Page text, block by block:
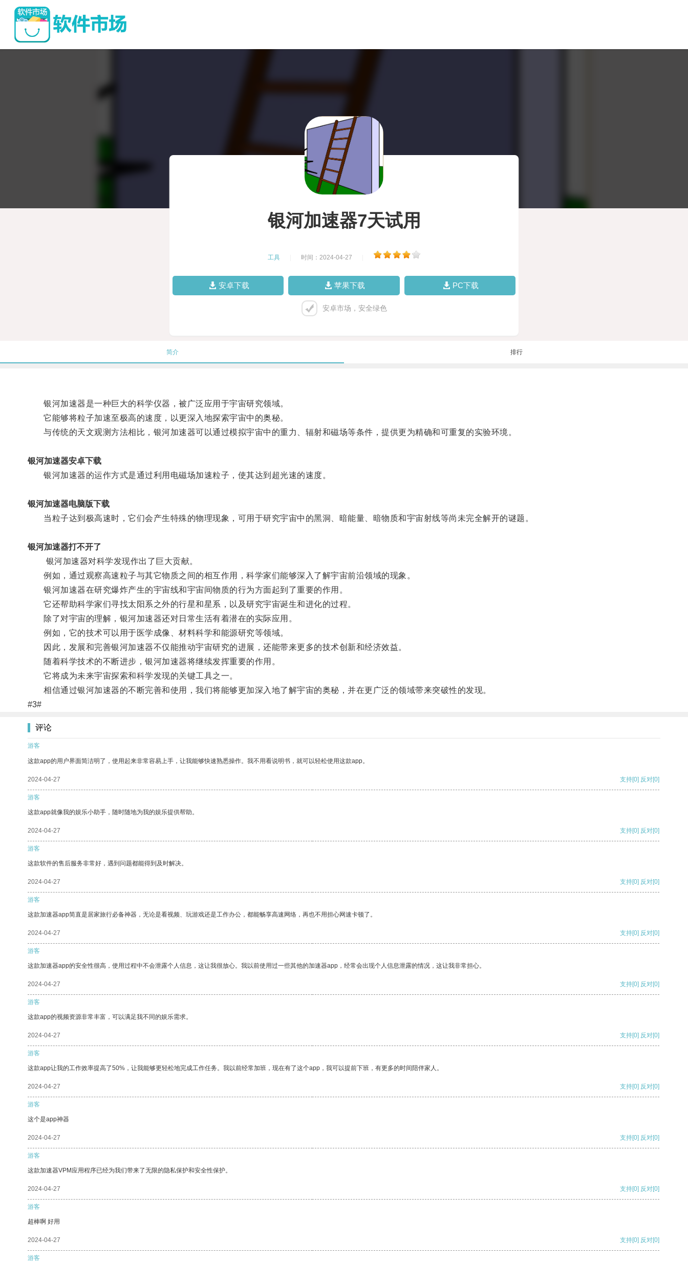
银河加速器7天试用
工具 时间：2024-04-27
安卓下载 苹果下载 PC下载
安卓市场，安全绿色
简介 排行
银河加速器是一种巨大的科学仪器，被广泛应用于宇宙研究领域。
它能够将粒子加速至极高的速度，以更深入地探索宇宙中的奥秘。
与传统的天文观测方法相比，银河加速器可以通过模拟宇宙中的重力、辐射和磁场等条件，提供更为精确和可重复的实验环境。
银河加速器安卓下载
银河加速器的运作方式是通过利用电磁场加速粒子，使其达到超光速的速度。
银河加速器电脑版下载
当粒子达到极高速时，它们会产生特殊的物理现象，可用于研究宇宙中的黑洞、暗能量、暗物质和宇宙射线等尚未完全解开的谜题。
银河加速器打不开了
银河加速器对科学发现作出了巨大贡献。
例如，通过观察高速粒子与其它物质之间的相互作用，科学家们能够深入了解宇宙前沿领域的现象。
银河加速器在研究爆炸产生的宇宙线和宇宙间物质的行为方面起到了重要的作用。
它还帮助科学家们寻找太阳系之外的行星和星系，以及研究宇宙诞生和进化的过程。
除了对宇宙的理解，银河加速器还对日常生活有着潜在的实际应用。
例如，它的技术可以用于医学成像、材料科学和能源研究等领域。
因此，发展和完善银河加速器不仅能推动宇宙研究的进展，还能带来更多的技术创新和经济效益。
随着科学技术的不断进步，银河加速器将继续发挥重要的作用。
它将成为未来宇宙探索和科学发现的关键工具之一。
相信通过银河加速器的不断完善和使用，我们将能够更加深入地了解宇宙的奥秘，并在更广泛的领域带来突破性的发现。
#3#
评论
游客
这款app的用户界面简洁明了，使用起来非常容易上手，让我能够快速熟悉操作。我不用看说明书，就可以轻松使用这款app。
2024-04-27 支持[0] 反对[0]
游客
这款app就像我的娱乐小助手，随时随地为我的娱乐提供帮助。
2024-04-27 支持[0] 反对[0]
游客
这款软件的售后服务非常好，遇到问题都能得到及时解决。
2024-04-27 支持[0] 反对[0]
游客
这款加速器app简直是居家旅行必备神器，无论是看视频、玩游戏还是工作办公，都能畅享高速网络，再也不用担心网速卡顿了。
2024-04-27 支持[0] 反对[0]
游客
这款加速器app的安全性很高，使用过程中不会泄露个人信息，这让我很放心。我以前使用过一些其他的加速器app，经常会出现个人信息泄露的情况，这让我非常担心。
2024-04-27 支持[0] 反对[0]
游客
这款app的视频资源非常丰富，可以满足我不同的娱乐需求。
2024-04-27 支持[0] 反对[0]
游客
这款app让我的工作效率提高了50%，让我能够更轻松地完成工作任务。我以前经常加班，现在有了这个app，我可以提前下班，有更多的时间陪伴家人。
2024-04-27 支持[0] 反对[0]
游客
这个是app神器
2024-04-27 支持[0] 反对[0]
游客
这款加速器VPM应用程序已经为我们带来了无限的隐私保护和安全性保护。
2024-04-27 支持[0] 反对[0]
游客
超棒啊 好用
2024-04-27 支持[0] 反对[0]
游客